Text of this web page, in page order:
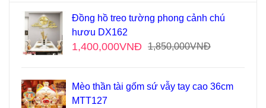
Đồng hồ treo tường phong cảnh chú
hươu DX162
1,850,000VNĐ
1,400,000VNĐ
Mèo thần tài gốm sứ vẫy tay cao 36cm
MTT127